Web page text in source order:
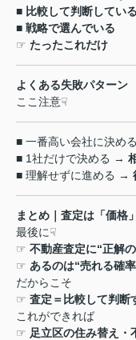
■ 比較して判断している
■ 戦略で選んでいる
☞ たったこれだけ
よくある失敗パターン
ここ注意☟
■ 一番高い会社に決める
■ 1社だけで決める →
■ 理解せずに進める →
まとめ｜査定は「価格
最後に☟
☞ 不動産査定に“正解
☞ あるのは“売れる確
だからこそ
☞ 査定＝比較して判断
これができれば
☞ 足立区の住み替え・